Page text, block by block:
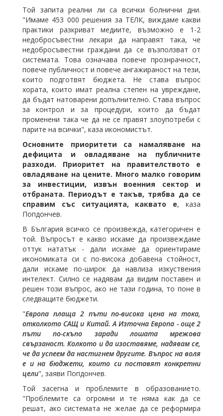
Той запита реални ли са всички болнични дни.
"Имаме 453 000 решения за ТЕЛК, виждаме какви
практики разкриват медиите, възможно е 1-2
недобросъвестни лекари да направят така, че
недобросъвестни граждани да се възползват от
системата. Това означава повече прознрачност,
повече публичност и повече ангажираност на тези,
които подготвят бюджета. Не става въпрос
хората, които имат реална степен на увреждане,
да бъдат натоварени допълнително. Става въпрос
за контрол и за процедури, които да бъдат
променени така че да не се правят злоупотреби с
парите на всички", каза икономистът.
Основните приоритети са намаляване на
дефицита и овладяване на публичните
разходи. Приоритет на правителството е
овладяване на цените. Много малко говорим
за инвестиции, извън военния сектор и
отбраната. Периодът е такъв, трябва да се
справим със ситуацията, каквато е, каза
Попдончев.
В България всичко се произвежда, категоричен е
той. Въпросът е какво искаме да произвеждаме
оттук нататък - дали искаме да ориентираме
икономиката си с по-висока добавена стойност,
дали искаме по-широк да навлиза изкуствения
интелект. Силно се надявам да видим поставен и
решен този въпрос, ако не тази година, то поне в
следващите бюджети.
"Европа плаща 2 пъти по-висока цена на тока,
отколкото САЩ и Китай. А Източна Европа - още 2
пъти по-скъпо заради лошата мрежова
свързаност. Колкото и да изоставяме, надявам се,
че да успеем да настигнем другите. Въпрос на воля
е и на бюджети, които си поставят конкретни
цели", заяви Попдончев.
Той засегна и проблемите в образованието.
"Проблемите са огромни и те няма как да се
решат, ако системата не желае да се реформира